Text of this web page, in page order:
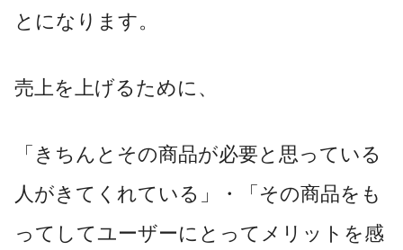
とになります。
売上を上げるために、
「きちんとその商品が必要と思っている
人がきてくれている」・「その商品をも
ってしてユーザーにとってメリットを感